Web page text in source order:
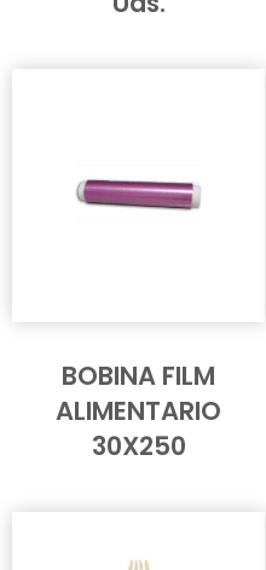
BOBINA FILM
ALIMENTARIO
30X250